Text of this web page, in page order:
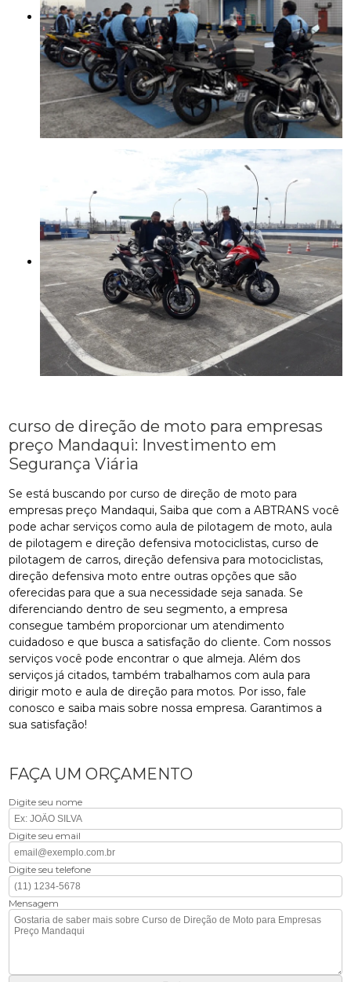
curso de direção de moto para empresas
preço Mandaqui: Investimento em
Segurança Viária
Se está buscando por curso de direção de moto para
empresas preço Mandaqui, Saiba que com a ABTRANS você
pode achar serviços como aula de pilotagem de moto, aula
de pilotagem e direção defensiva motociclistas, curso de
pilotagem de carros, direção defensiva para motociclistas,
direção defensiva moto entre outras opções que são
oferecidas para que a sua necessidade seja sanada. Se
diferenciando dentro de seu segmento, a empresa
consegue também proporcionar um atendimento
cuidadoso e que busca a satisfação do cliente. Com nossos
serviços você pode encontrar o que almeja. Além dos
serviços já citados, também trabalhamos com aula para
dirigir moto e aula de direção para motos. Por isso, fale
conosco e saiba mais sobre nossa empresa. Garantimos a
sua satisfação!
FAÇA UM ORÇAMENTO
Digite seu nome
Digite seu email
Digite seu telefone
Mensagem